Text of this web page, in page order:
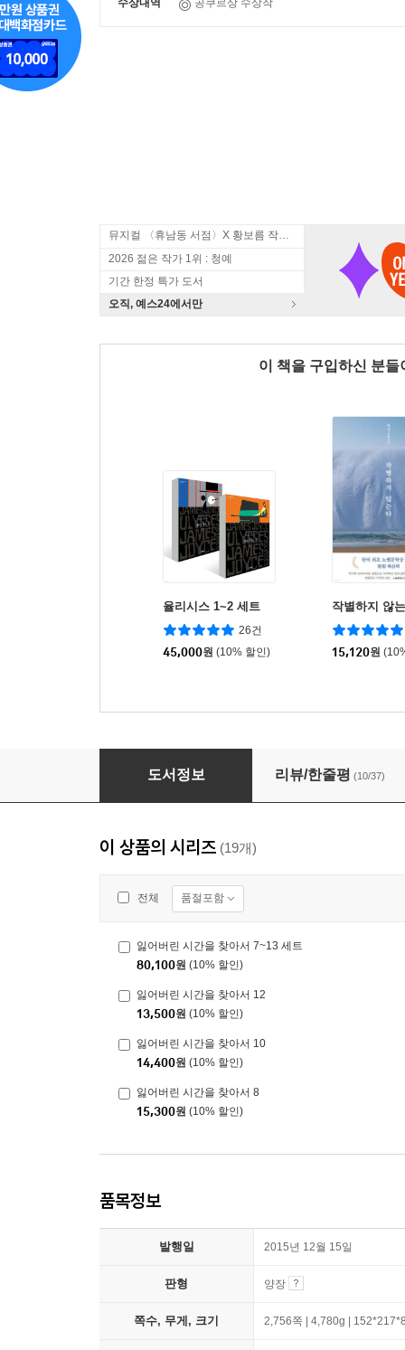
수상내역 공쿠르상 수상작
뮤지컬 〈휴남동 서점〉X 황보름 작가 북토크
2026 젊은 작가 1위 : 청예
기간 한정 특가 도서
오직, 예스24에서만
이 책을 구입하신 분
율리시스 1~2 세트
26건
45,000원 (10% 할인)
작별하지 않
15,120원
잃어버린 시간을 찾아서 1-6 세트
도서정보 리뷰/한줄평 (10/37)
이 상품의 시리즈 (19개)
전체 품절포함
잃어버린 시간을 찾아서 7~13 세트
80,100원 (10% 할인)
잃어버린 시간을 찾아서 12
13,500원 (10% 할인)
잃어버린 시간을 찾아서 10
14,400원 (10% 할인)
잃어버린 시간을 찾아서 8
15,300원 (10% 할인)
품목정보
발행일 2015년 12월 15일
판형 양장
쪽수, 무게, 크기 2,756쪽 | 4,780g |